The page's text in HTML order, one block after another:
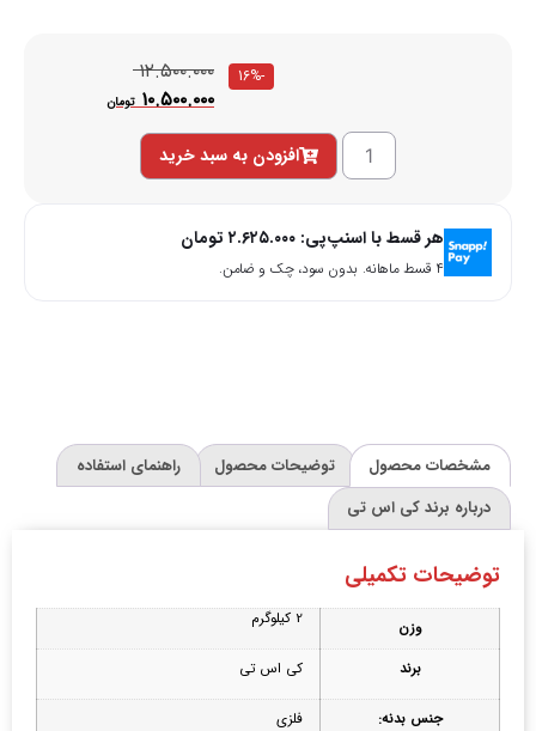
۱۲.۵۰۰.۰۰۰
۱۰.۵۰۰.۰۰۰ تومان
-16%
افزودن به سبد خرید
هر قسط با اسنپ‌پی: ۲.۶۲۵.۰۰۰ تومان
۴ قسط ماهانه. بدون سود، چک و ضامن.
مشخصات محصول توضیحات محصول
راهنمای استفاده
درباره برند کی اس تی
توضیحات تکمیلی
وزن 2 کیلوگرم
برند کی اس تی
جنس بدنه: فلزی